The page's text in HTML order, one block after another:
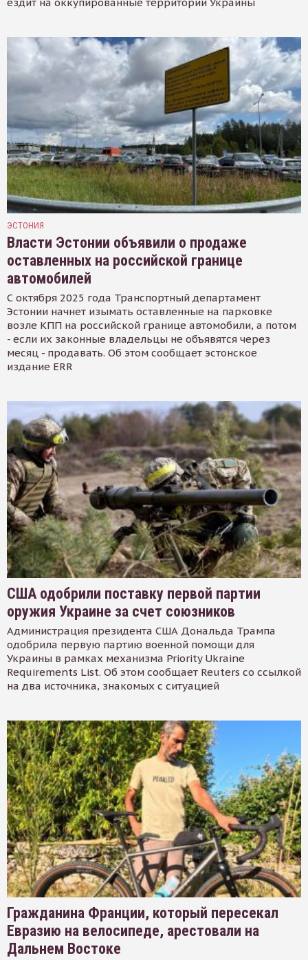
ЭСТОНИЯ
Власти Эстонии объявили о продаже
оставленных на российской границе
автомобилей
С октября 2025 года Транспортный департамент
Эстонии начнет изымать оставленные на парковке
возле КПП на российской границе автомобили, а потом
- если их законные владельцы не объявятся через
месяц - продавать. Об этом сообщает эстонское
издание ERR
США одобрили поставку первой партии
оружия Украине за счет союзников
Администрация президента США Дональда Трампа
одобрила первую партию военной помощи для
Украины в рамках механизма Priority Ukraine
Requirements List. Об этом сообщает Reuters со ссылкой
на два источника, знакомых с ситуацией
Гражданина Франции, который пересекал
Евразию на велосипеде, арестовали на
Дальнем Востоке